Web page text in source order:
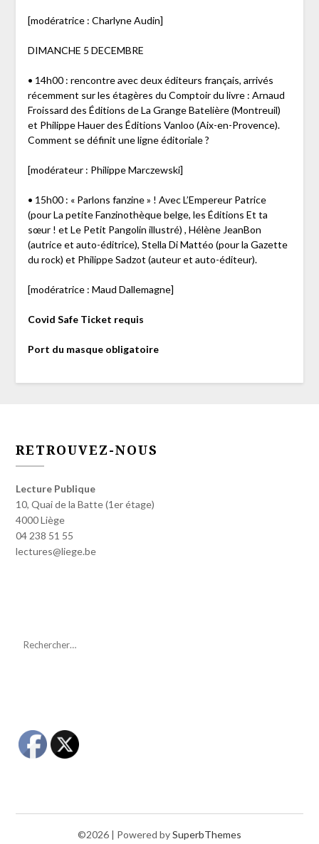
[modératrice : Charlyne Audin]
DIMANCHE 5 DECEMBRE
• 14h00 : rencontre avec deux éditeurs français, arrivés
récemment sur les étagères du Comptoir du livre : Arnaud
Froissard des Éditions de La Grange Batelière (Montreuil)
et Philippe Hauer des Éditions Vanloo (Aix-en-Provence).
Comment se définit une ligne éditoriale ?
[modérateur : Philippe Marczewski]
• 15h00 : « Parlons fanzine » ! Avec L’Empereur Patrice
(pour La petite Fanzinothèque belge, les Éditions Et ta
sœur ! et Le Petit Pangolin illustré) , Hélène JeanBon
(autrice et auto-éditrice), Stella Di Mattéo (pour la Gazette
du rock) et Philippe Sadzot (auteur et auto-éditeur).
[modératrice : Maud Dallemagne]
Covid Safe Ticket requis
Port du masque obligatoire
RETROUVEZ-NOUS
Lecture Publique
10, Quai de la Batte (1er étage)
4000 Liège
04 238 51 55
lectures@liege.be
©2026 | Powered bySuperbThemes